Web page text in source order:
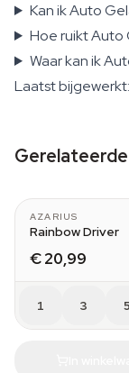
Kan ik Auto
Hoe ruikt Auto
Waar kan ik
Laatst
AZARIUS
Rainbow Driver
€ 20,99
1 3 5